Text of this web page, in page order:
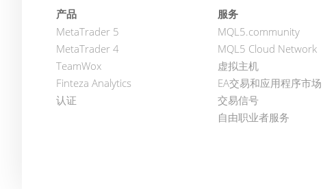
产品
MetaTrader 5
MetaTrader 4
TeamWox
Finteza Analytics
认证
服务
MQL5.community
MQL5 Cloud Network
虚拟主机
EA交易和应用程序市场
交易信号
自由职业者服务